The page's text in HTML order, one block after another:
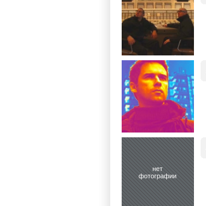
нет
фотографии